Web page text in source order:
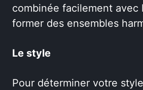
combinée facilement avec
former des ensembles
Le style
Pour déterminer votre